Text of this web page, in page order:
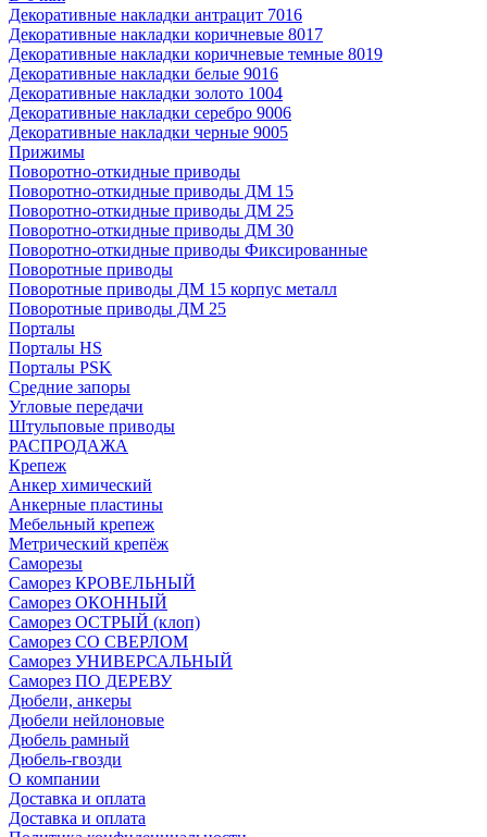
Декоративные накладки антрацит 7016
Декоративные накладки коричневые 8017
Декоративные накладки коричневые темные 8019
Декоративные накладки белые 9016
Декоративные накладки золото 1004
Декоративные накладки серебро 9006
Декоративные накладки черные 9005
Прижимы
Поворотно-откидные приводы
Поворотно-откидные приводы ДМ 15
Поворотно-откидные приводы ДМ 25
Поворотно-откидные приводы ДМ 30
Поворотно-откидные приводы Фиксированные
Поворотные приводы
Поворотные приводы ДМ 15 корпус металл
Поворотные приводы ДМ 25
Порталы
Порталы HS
Порталы PSK
Средние запоры
Угловые передачи
Штульповые приводы
РАСПРОДАЖА
Крепеж
Анкер химический
Анкерные пластины
Мебельный крепеж
Метрический крепёж
Саморезы
Саморез КРОВЕЛЬНЫЙ
Саморез ОКОННЫЙ
Саморез ОСТРЫЙ (клоп)
Саморез СО СВЕРЛОМ
Саморез УНИВЕРСАЛЬНЫЙ
Саморез ПО ДЕРЕВУ
Дюбели, анкеры
Дюбели нейлоновые
Дюбель рамный
Дюбель-гвозди
О компании
Доставка и оплата
Доставка и оплата